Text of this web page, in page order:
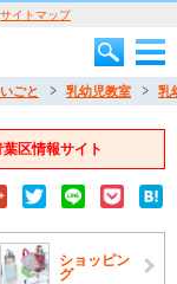
サイトマップ
ごと 乳幼児教室 乳
区情報サイト
ショッピン
グ